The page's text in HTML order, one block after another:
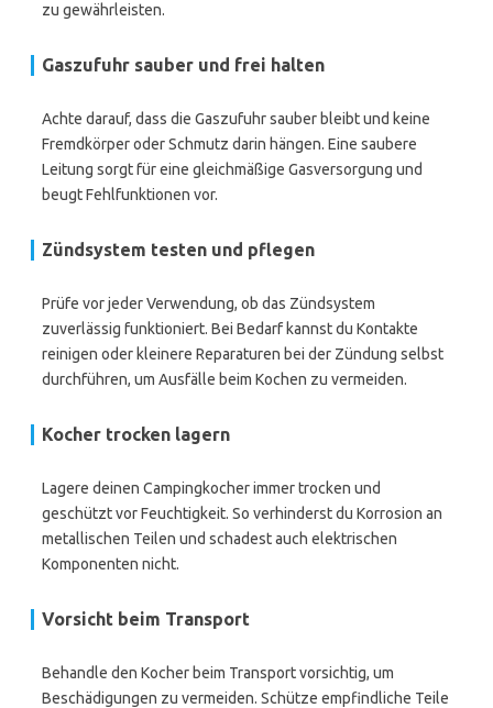
zu gewährleisten.
Gaszufuhr sauber und frei halten
Achte darauf, dass die Gaszufuhr sauber bleibt und keine
Fremdkörper oder Schmutz darin hängen. Eine saubere
Leitung sorgt für eine gleichmäßige Gasversorgung und
beugt Fehlfunktionen vor.
Zündsystem testen und pflegen
Prüfe vor jeder Verwendung, ob das Zündsystem
zuverlässig funktioniert. Bei Bedarf kannst du Kontakte
reinigen oder kleinere Reparaturen bei der Zündung selbst
durchführen, um Ausfälle beim Kochen zu vermeiden.
Kocher trocken lagern
Lagere deinen Campingkocher immer trocken und
geschützt vor Feuchtigkeit. So verhinderst du Korrosion an
metallischen Teilen und schadest auch elektrischen
Komponenten nicht.
Vorsicht beim Transport
Behandle den Kocher beim Transport vorsichtig, um
Beschädigungen zu vermeiden. Schütze empfindliche Teile